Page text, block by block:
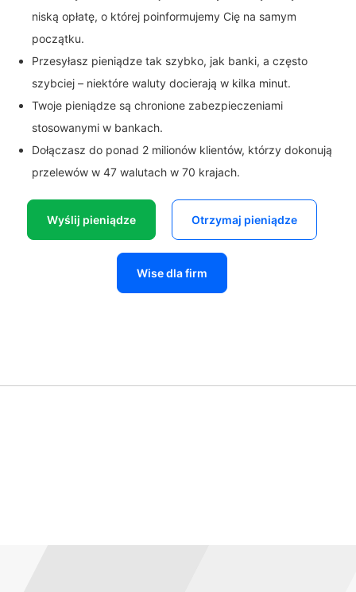
niską opłatę, o której poinformujemy Cię na samym
początku.
Przesyłasz pieniądze tak szybko, jak banki, a często
szybciej – niektóre waluty docierają w kilka minut.
Twoje pieniądze są chronione zabezpieczeniami
stosowanymi w bankach.
Dołączasz do ponad 2 milionów klientów, którzy dokonują
przelewów w 47 walutach w 70 krajach.
Wyślij pieniądze Otrzymaj pieniądze
Wise dla firm